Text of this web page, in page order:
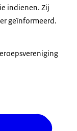
indienen. Zij
geïnformeerd.